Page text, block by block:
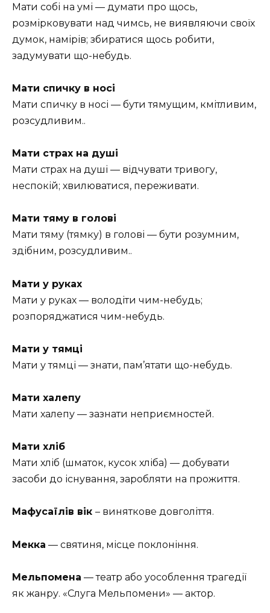
Мати собі на умі — думати про щось,
розмірковувати над чимсь, не виявляючи своїх
думок, намірів; збиратися щось робити,
задумувати що-небудь.
Мати спичку в носі
Мати спичку в носі — бути тямущим, кмітливим,
розсудливим..
Мати страх на душі
Мати страх на душі — відчувати тривогу,
неспокій; хвилюватися, переживати.
Мати тяму в голові
Мати тяму (тямку) в голові — бути розумним,
здібним, розсудливим..
Мати у руках
Мати у руках — володіти чим-небудь;
розпоряджатися чим-небудь.
Мати у тямці
Мати у тямці — знати, пам’ятати що-небудь.
Мати халепу
Мати халепу — зазнати неприємностей.
Мати хліб
Мати хліб (шматок, кусок хліба) — добувати
засоби до існування, заробляти на прожиття.
Мафусаїлів вік – виняткове довголіття.
Мекка — святиня, місце поклоніння.
Мельпомена — театр або уособлення трагедії
як жанру. «Слуга Мельпомени» — актор.